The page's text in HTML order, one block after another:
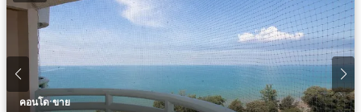
คอนโด·ขาย